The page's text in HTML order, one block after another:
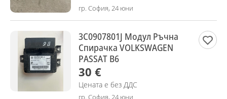
гр. София, 24 юни
3C0907801J Модул Ръчна
Спирачка VOLKSWAGEN
PASSAT B6
30 €
Цената е без ДДС
гр. София, 24 юни